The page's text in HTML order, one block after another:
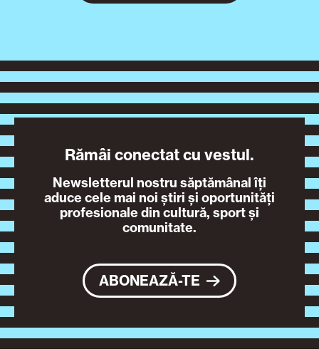
Rămâi conectat cu vestul.
Newsletterul nostru săptămânal îți
aduce cele mai noi știri și oportunități
profesionale din cultură, sport și
comunitate.
ABONEAZĂ-TE